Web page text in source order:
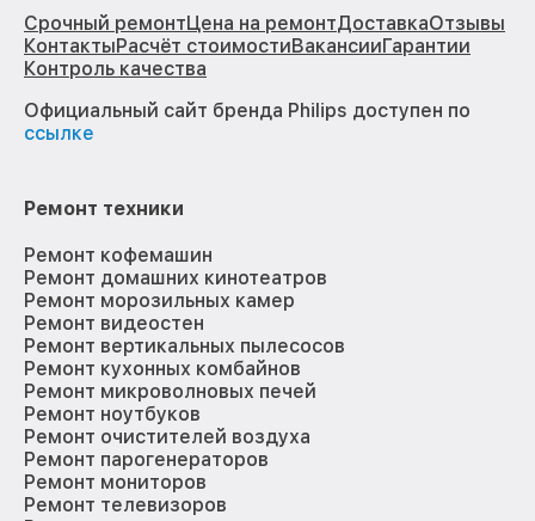
Срочный ремонтЦена на ремонтДоставкаОтзывы
КонтактыРасчёт стоимостиВакансииГарантии
Контроль качества
Официальный сайт бренда Philips доступен по
ссылке
Ремонт техники
Ремонт кофемашин
Ремонт домашних кинотеатров
Ремонт морозильных камер
Ремонт видеостен
Ремонт вертикальных пылесосов
Ремонт кухонных комбайнов
Ремонт микроволновых печей
Ремонт ноутбуков
Ремонт очистителей воздуха
Ремонт парогенераторов
Ремонт мониторов
Ремонт телевизоров